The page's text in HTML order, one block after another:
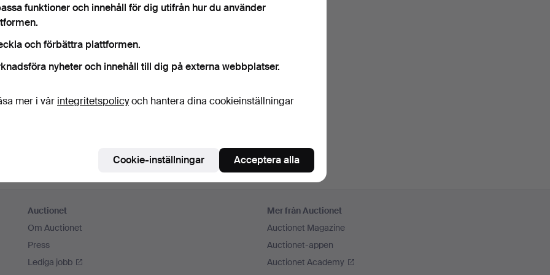
ihåg mig
Logga in
Auctionet
Om Auctionet
Press
Lediga jobb
Mer från Auctionet
Auctionet Magazine
Auctionet-appen
Auctionet Academy
funktioner och innehåll för dig utifrån hur du använder
och förbättra plattformen.
nyheter och innehåll till dig på externa webbplatser.
mer i vår integritetspolicyoch hantera dina cookieinställningar
Cookie-inställningar Acceptera alla